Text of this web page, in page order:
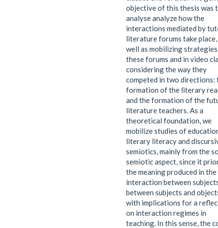
objective of this thesis was
analyse analyze how the
interactions mediated by
literature forums take place,
well as mobilizing
these forums and in video
considering the way they
competed in two directions:
formation of the literary
and the formation of the
literature teachers. As a
theoretical foundation, we
mobilize studies of
literary literacy and
semiotics, mainly from the
semiotic aspect, since it
the meaning produced in the
interaction between
between subjects and
with implications for a
on interaction regimes in
teaching. In this sense, the